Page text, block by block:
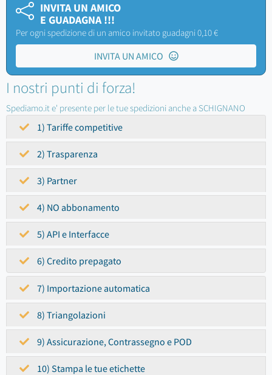
INVITA UN AMICO
E GUADAGNA !!!
Per ogni spedizione di un amico invitato guadagni 0,10 €
INVITA UN AMICO
I nostri punti di forza!
Spediamo.it e' presente per le tue spedizioni anche a SCHIGNANO
1) Tariffe competitive
2) Trasparenza
3) Partner
4) NO abbonamento
5) API e Interfacce
6) Credito prepagato
7) Importazione automatica
8) Triangolazioni
9) Assicurazione, Contrassegno e POD
10) Stampa le tue etichette